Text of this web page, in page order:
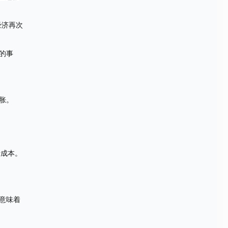
再次
事
本。
味着